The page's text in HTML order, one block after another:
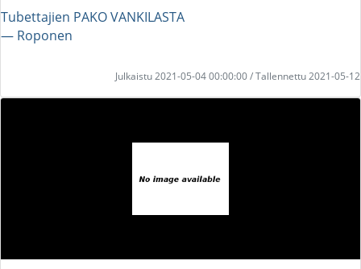
Tubettajien PAKO VANKILASTA
― Roponen
Julkaistu 2021-05-04 00:00:00 / Tallennettu 2021-05-12